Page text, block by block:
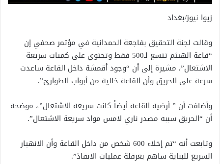
زيوا نيوز/بغداد
وقالت لجنة التحقيق بفاجعة الحمدانية في مؤتمر صحفي إن
“قاعة الهيثم تتسع لـ500 فقط وتحتوي على كميات سريعة
الاشتعال”، مشيرة إلى أن “وجود أقمشة داخل القاعة ساعدت
سرعة على الحريق وأن القاعة خالية من أبواب الطوارئ”.
وأضافت أن ” أرضية القاعة أيضاً كانت سريعة الاشتعال”ـ، موضحة
أن “الحريق سببه مصدر ناري لامس مواد سريعة الاشتعال”.
وتابعت أنه “تم إخلاء 600 شخص من داخل القاعة وأن الانهيار
السريع للبناية ساهم بعرقلة عمليات الانقاذ”.